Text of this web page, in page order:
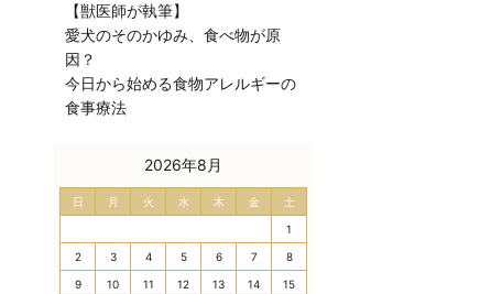
【獣医師が執筆】
愛犬のそのかゆみ、食べ物が原
因？
今日から始める食物アレルギーの
食事療法
2026年8月
日 月 火 水 木 金 土
1
2 3 4 5 6 7 8
9 10 11 12 13 14 15